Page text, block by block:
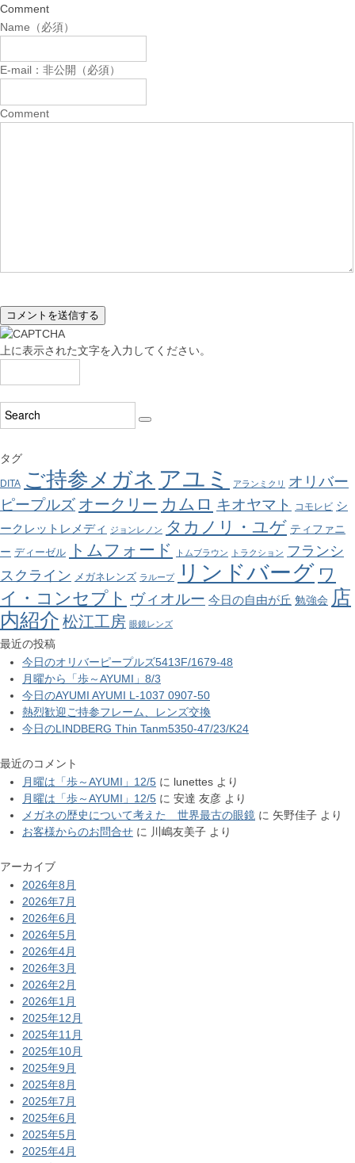
Comment
Name（必須）
E-mail：非公開（必須）
Comment
上に表示された文字を入力してください。
タグ
DITA ご持参メガネ アユミ アランミクリ
オリバー
ピープルズ オークリー カムロ キオヤマト コモレビ シ
ークレットレメディ
ジョンレノン タカノリ・ユゲ ティファニ
ー ディーゼル トムフォード トムブラウン トラクション フランシ
スクライン メガネレンズ ラループ リンドバーグ ワ
イ・コンセプト ヴィオルー 今日の自由が丘 勉強会 店
内紹介 松江工房 眼鏡レンズ
最近の投稿
今日のオリバーピープルズ5413F/1679-48
月曜から「歩～AYUMI」8/3
今日のAYUMI AYUMI L-1037 0907-50
熱烈歓迎ご持参フレーム、レンズ交換
今日のLINDBERG Thin Tanm5350-47/23/K24
最近のコメント
月曜は「歩～AYUMI」12/5 に lunettes より
月曜は「歩～AYUMI」12/5 に 安達 友彦 より
メガネの歴史について考えた 世界最古の眼鏡 に 矢野佳子 より
お客様からのお問合せ に 川嶋友美子 より
アーカイブ
2026年8月
2026年7月
2026年6月
2026年5月
2026年4月
2026年3月
2026年2月
2026年1月
2025年12月
2025年11月
2025年10月
2025年9月
2025年8月
2025年7月
2025年6月
2025年5月
2025年4月